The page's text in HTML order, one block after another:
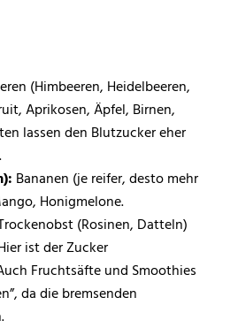
(Himbeeren, Heidelbeeren,
Aprikosen, Äpfel, Birnen,
lassen den Blutzucker eher
Bananen (je reifer, desto mehr
Honigmelone.
(Rosinen, Datteln)
ist der Zucker
Fruchtsäfte und Smoothies
da die bremsenden